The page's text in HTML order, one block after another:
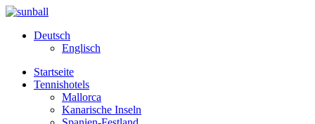
Deutsch
Englisch
Startseite
Tennishotels
Mallorca
Kanarische Inseln